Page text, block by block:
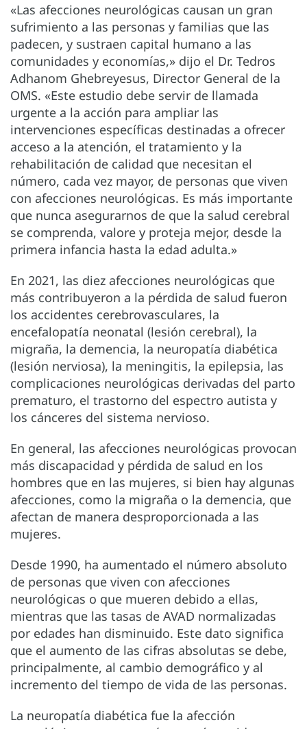
«Las afecciones neurológicas causan un gran
sufrimiento a las personas y familias que las
padecen, y sustraen capital humano a las
comunidades y economías,» dijo el Dr. Tedros
Adhanom Ghebreyesus, Director General de la
OMS. «Este estudio debe servir de llamada
urgente a la acción para ampliar las
intervenciones específicas destinadas a ofrecer
acceso a la atención, el tratamiento y la
rehabilitación de calidad que necesitan el
número, cada vez mayor, de personas que viven
con afecciones neurológicas. Es más importante
que nunca asegurarnos de que la salud cerebral
se comprenda, valore y proteja mejor, desde la
primera infancia hasta la edad adulta.»
En 2021, las diez afecciones neurológicas que
más contribuyeron a la pérdida de salud fueron
los accidentes cerebrovasculares, la
encefalopatía neonatal (lesión cerebral), la
migraña, la demencia, la neuropatía diabética
(lesión nerviosa), la meningitis, la epilepsia, las
complicaciones neurológicas derivadas del parto
prematuro, el trastorno del espectro autista y
los cánceres del sistema nervioso.
En general, las afecciones neurológicas provocan
más discapacidad y pérdida de salud en los
hombres que en las mujeres, si bien hay algunas
afecciones, como la migraña o la demencia, que
afectan de manera desproporcionada a las
mujeres.
Desde 1990, ha aumentado el número absoluto
de personas que viven con afecciones
neurológicas o que mueren debido a ellas,
mientras que las tasas de AVAD normalizadas
por edades han disminuido. Este dato significa
que el aumento de las cifras absolutas se debe,
principalmente, al cambio demográfico y al
incremento del tiempo de vida de las personas.
La neuropatía diabética fue la afección